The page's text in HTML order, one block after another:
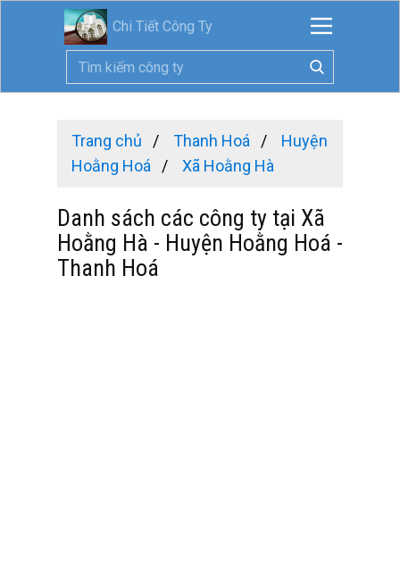
Chi Tiết Công Ty
Trang chủ Thanh Hoá
Huyện
Hoằng Hoá
Xã Hoằng Hà
Danh sách các công ty tại Xã
Hoằng Hà - Huyện Hoằng Hoá -
Thanh Hoá